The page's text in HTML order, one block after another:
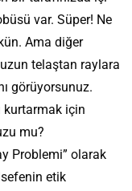
var. Süper! Ne
Ama diğer
telaştan raylara
görüyorsunuz.
kurtarmak için
mu?
Problemi” olarak
etik